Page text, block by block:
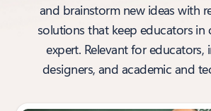
and brainstorm new ideas with
solutions that keep educators in
expert. Relevant for educators,
designers, and academic and